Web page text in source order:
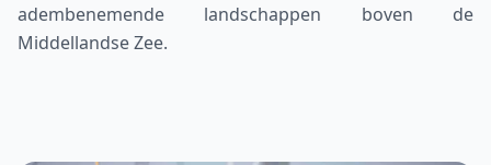
adembenemende landschappen boven de
Middellandse Zee.